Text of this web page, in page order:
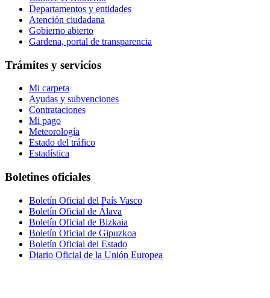
Departamentos y entidades
Atención ciudadana
Gobierno abierto
Gardena, portal de transparencia
Trámites y servicios
Mi carpeta
Ayudas y subvenciones
Contrataciones
Mi pago
Meteorología
Estado del tráfico
Estadística
Boletines oficiales
Boletín Oficial del País Vasco
Boletín Oficial de Álava
Boletín Oficial de Bizkaia
Boletín Oficial de Gipuzkoa
Boletín Oficial del Estado
Diario Oficial de la Unión Europea